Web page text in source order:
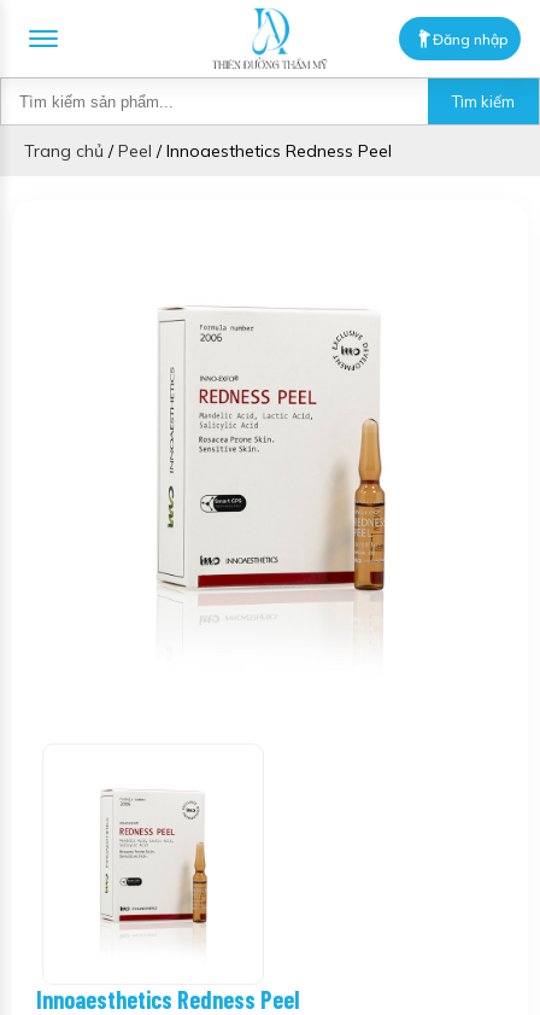
Đăng nhập
Tìm kiếm
Trang chủ /Peel /Innoaesthetics Redness Peel
Innoaesthetics Redness Peel